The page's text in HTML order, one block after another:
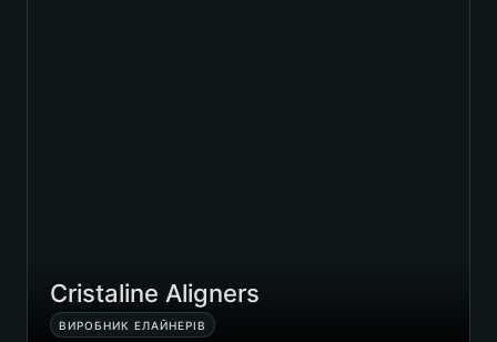
Cristaline Aligners
ВИРОБНИК ЕЛАЙНЕРІВ